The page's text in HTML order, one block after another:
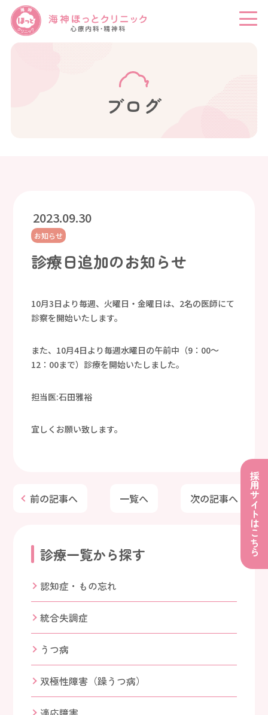
ブログ
2023.09.30
お知らせ
診療日追加のお知らせ
10月3日より毎週、火曜日・金曜日は、2名の医師にて
診察を開始いたします。
また、10月4日より毎週水曜日の午前中（9：00～
12：00まで）診療を開始いたしました。
担当医:石田雅裕
宜しくお願い致します。
前の記事へ 一覧へ 次の記事へ
診療一覧から探す
認知症・もの忘れ
統合失調症
うつ病
双極性障害（躁うつ病）
採用サイトはこちら